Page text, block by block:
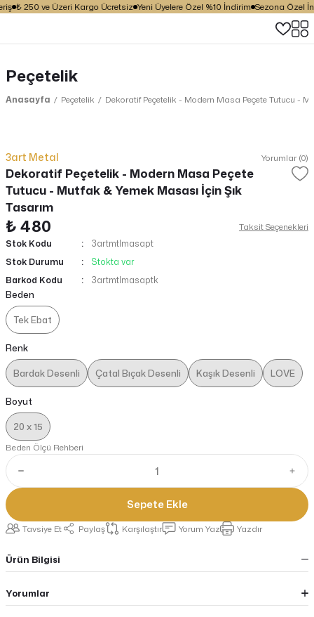
₺ 250 ve Üzeri Kargo Ücretsiz Yeni Üyelere Özel %10 İndirim Sezona Özel
Peçetelik
Anasayfa Peçetelik Dekoratif Peçetelik - Modern Masa Peçete Tutucu -
3art Metal Yorumlar (0)
Dekoratif Peçetelik - Modern Masa Peçete
Tutucu - Mutfak & Yemek Masası İçin Şık
Tasarım
₺ 480
Taksit Seçenekleri
Stok Kodu
3artmtlmasapt
Stok Durumu
Stokta var
Barkod Kodu
3artmtlmasaptk
Beden
Tek Ebat
Renk
Bardak Desenli
Çatal Bıçak Desenli Kaşık Desenli LOVE
Boyut
20 x 15
Beden Ölçü Rehberi
Sepete Ekle
Tavsiye Et Paylaş Karşılaştır Yorum Yaz Yazdır
Ürün Bilgisi
Yorumlar